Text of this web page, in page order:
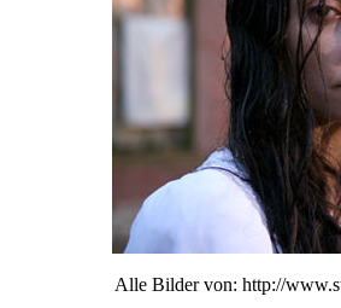
Alle Bilder von: http://